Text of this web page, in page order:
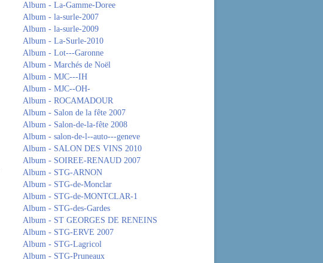
Album - La-Gamme-Doree
Album - la-surle-2007
Album - la-surle-2009
Album - La-Surle-2010
Album - Lot---Garonne
Album - Marchés de Noël
Album - MJC---IH
Album - MJC--OH-
Album - ROCAMADOUR
Album - Salon de la fête 2007
Album - Salon-de-la-fête 2008
Album - salon-de-l--auto---geneve
Album - SALON DES VINS 2010
Album - SOIREE-RENAUD 2007
Album - STG-ARNON
Album - STG-de-Monclar
Album - STG-de-MONTCLAR-1
Album - STG-des-Gardes
Album - ST GEORGES DE RENEINS
Album - STG-ERVE 2007
Album - STG-Lagricol
Album - STG-Pruneaux